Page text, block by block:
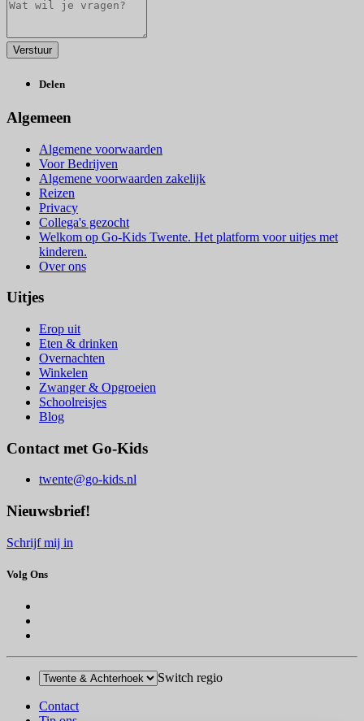
Delen
Algemeen
Algemene voorwaarden
Voor Bedrijven
Algemene voorwaarden zakelijk
Reizen
Privacy
Collega's gezocht
Welkom op Go-Kids Twente. Het platform voor uitjes met
kinderen.
Over ons
Uitjes
Erop uit
Eten & drinken
Overnachten
Winkelen
Zwanger & Opgroeien
Schoolreisjes
Blog
Contact met Go-Kids
twente@go-kids.nl
Nieuwsbrief!
Schrijf mij in
Volg Ons
Switch regio
Contact